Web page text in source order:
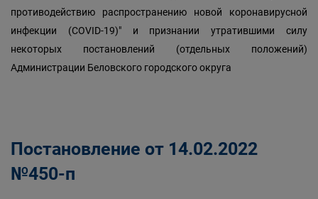
противодействию распространению новой коронавирусной
инфекции (COVID-19)" и признании утратившими силу
некоторых постановлений (отдельных положений)
Администрации Беловского городского округа
Постановление от 14.02.2022
№450-п